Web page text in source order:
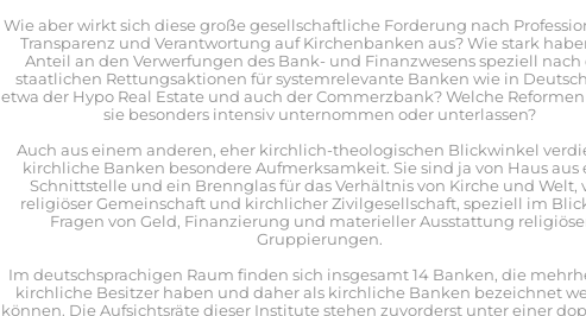
Wie aber wirkt sich diese große gesellschaftliche Forderung nach
Transparenz und Verantwortung auf Kirchenbanken aus? Wie stark
Anteil an den Verwerfungen des Bank- und Finanzwesens speziell nach
staatlichen Rettungsaktionen für systemrelevante Banken wie in
etwa der Hypo Real Estate und auch der Commerzbank? Welche
sie besonders intensiv unternommen oder unterlassen?
Auch aus einem anderen, eher kirchlich-theologischen Blickwinkel
kirchliche Banken besondere Aufmerksamkeit. Sie sind ja von Haus aus
Schnittstelle und ein Brennglas für das Verhältnis von Kirche und Welt,
religiöser Gemeinschaft und kirchlicher Zivilgesellschaft, speziell im
Fragen von Geld, Finanzierung und materieller Ausstattung
Gruppierungen.
Im deutschsprachigen Raum finden sich insgesamt 14 Banken, die
kirchliche Besitzer haben und daher als kirchliche Banken bezeichnet
können. Die Aufsichtsräte dieser Institute stehen zuvorderst unter einer